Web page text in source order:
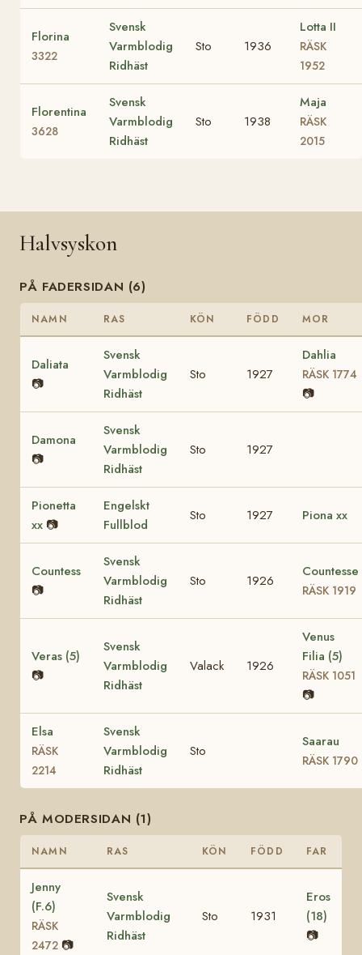
Florina
3322
Svensk
Varmblodig
Ridhäst
Sto 1936
Lotta II
RÄSK
1952
Florentina
3628
Svensk
Varmblodig
Ridhäst
Sto 1938
Maja
RÄSK
2015
Halvsyskon
PÅ FADERSIDAN (6)
NAMN RAS KÖN FÖDD MOR
Daliata
📷
Svensk
Varmblodig
Ridhäst
Sto 1927
Dahlia
RÄSK 1774
📷
Damona
📷
Svensk
Varmblodig
Ridhäst
Sto 1927
Pionetta
xx 📷
Engelskt
Fullblod
Sto 1927 Piona xx
Countess
📷
Svensk
Varmblodig
Ridhäst
Sto 1926
Countesse
RÄSK 1919
Veras (5)
📷
Svensk
Varmblodig
Ridhäst
Valack 1926
Venus
Filia (5)
RÄSK 1051
📷
Elsa
RÄSK
2214
Svensk
Varmblodig
Ridhäst
Sto
Saarau
RÄSK 1790
PÅ MODERSIDAN (1)
NAMN RAS KÖN FÖDD FAR
Jenny
(F.6)
RÄSK
2472 📷
Svensk
Varmblodig
Ridhäst
Sto 1931
Eros
(18)
📷